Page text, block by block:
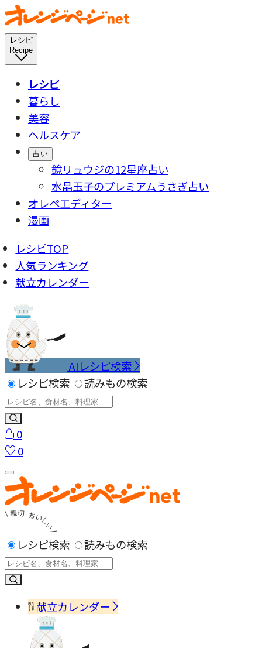
レシピ
Recipe
レシピ
暮らし
美容
ヘルスケア
占い
鏡リュウジの12星座占い
水晶玉子のプレミアムうさぎ占い
オレペエディター
漫画
レシピTOP
人気ランキング
献立カレンダー
AIレシピ検索
レシピ検索
読みもの検索
0
0
レシピ検索 読みもの検索
献立カレンダー